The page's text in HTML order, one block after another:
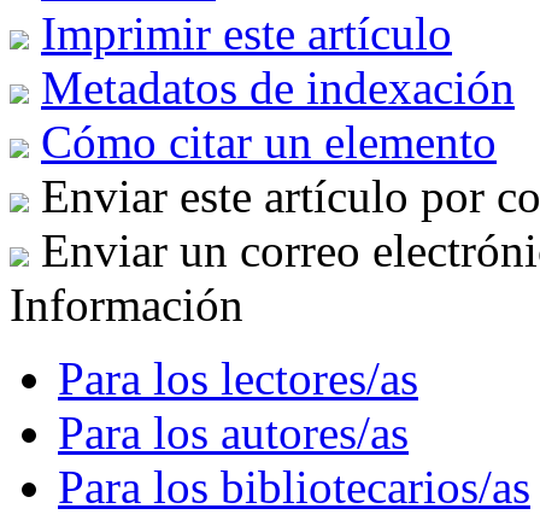
Imprimir este artículo
Metadatos de indexación
Cómo citar un elemento
Enviar este artículo por
Enviar un correo
Información
Para los lectores/as
Para los autores/as
Para los bibliotecarios/as